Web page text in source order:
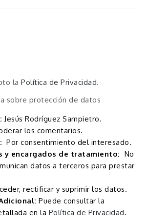
laPolítica de Privacidad.
sobre protección de datos
Jesús Rodríguez Sampietro.
los comentarios.
Por consentimiento del interesado.
y encargados de tratamiento: No
datos a terceros para prestar
rectificar y suprimir los datos.
Puede consultar la
en la Política de Privacidad.